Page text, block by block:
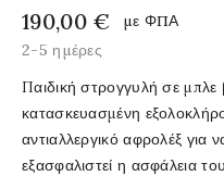
190,00 €
με ΦΠΑ
2-5 ημέρες
Παιδική στρογγυλή σε μπλε
κατασκευασμένη
αντιαλλεργικό αφρολέξ για
εξασφαλιστεί η ασφάλεια